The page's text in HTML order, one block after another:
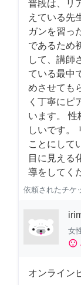
普段は、リ
えている先
ガンを習っ
であるため
して、講師
ている最中
めさせても
く丁寧にピ
います。 性
しいです。
ことにして
目に見える
導をしてく
依頼されたチケ
女
sentiment_satisfied
オンライン